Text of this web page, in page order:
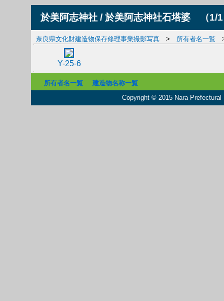
於美阿志神社 / 於美阿志神社石塔婆 （1/
奈良県文化財建造物保存修理事業撮影写真 > 所有者名一覧
Y-25-6
所有者名一覧
建造物名称一覧
Copyright © 2015 Nara